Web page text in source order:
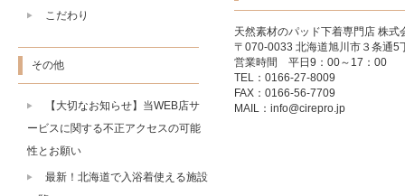
天然素材のパッド下着専門店 株式
〒070-0033 北海道旭川市３条通5
営業時間 平日9：00～17：00
TEL：0166-27-8009
FAX：0166-56-7709
MAIL： info@cirepro.jp
こだわり
その他
【大切なお知らせ】当WEB店サ
ービスに関する不正アクセスの可能
性とお願い
最新！北海道で入浴着使える施設